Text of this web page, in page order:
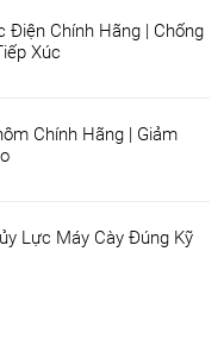
Điện Chính Hãng | Chống
Xúc
Chính Hãng | Giảm
Lực Máy Cày Đúng Kỹ